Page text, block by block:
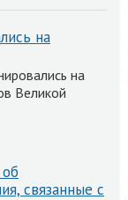
на
на
Великой
связанные с